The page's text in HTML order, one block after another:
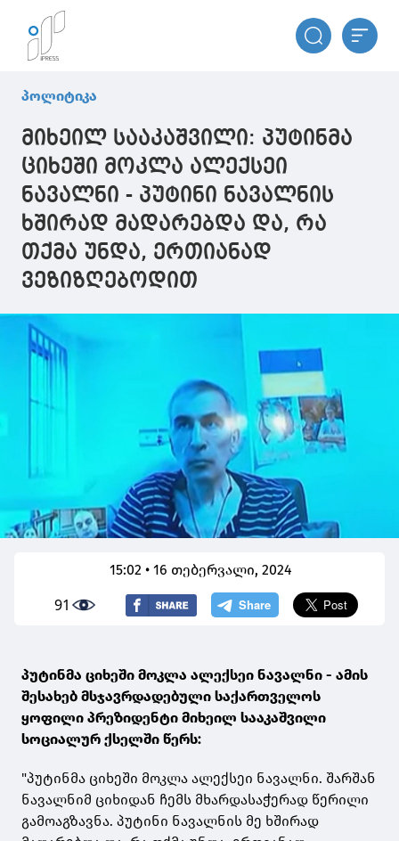
პოლიტიკა
მიხეილ სააკაშვილი: პუტინმა
ციხეში მოკლა ალექსეი
ნავალნი - პუტინი ნავალნის
ხშირად მადარებდა და, რა
თქმა უნდა, ერთიანად
ვეზიზღებოდით
15:02 • 16 თებერვალი, 2024
91
პუტინმა ციხეში მოკლა ალექსეი ნავალნი - ამის
შესახებ მსჯავრდადებული საქართველოს
ყოფილი პრეზიდენტი მიხეილ სააკაშვილი
სოციალურ ქსელში წერს:
"პუტინმა ციხეში მოკლა ალექსეი ნავალნი. შარშან
ნავალნიმ ციხიდან ჩემს მხარდასაჭერად წერილი
გამოაგზავნა. პუტინი ნავალნის მე ხშირად